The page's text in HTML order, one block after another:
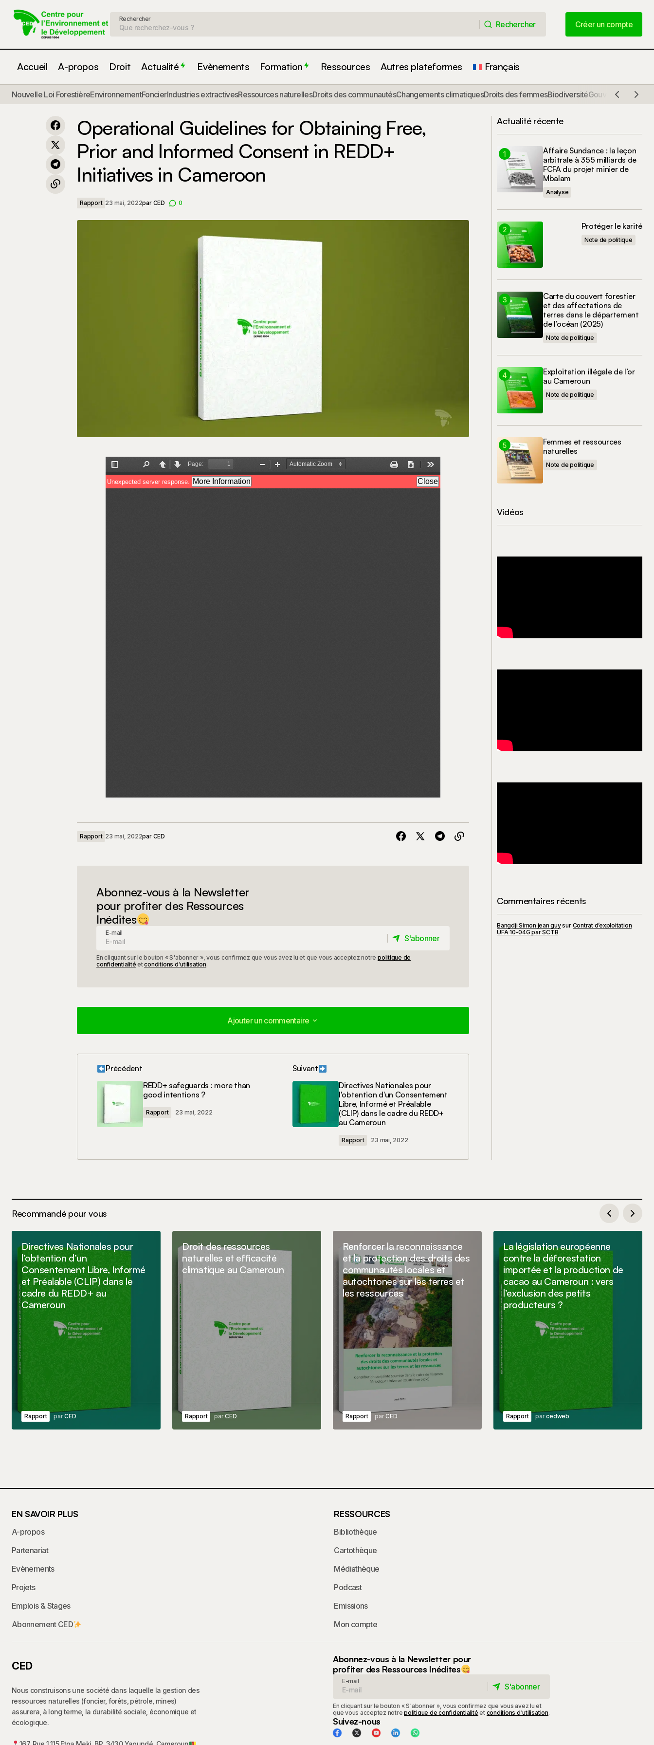
Rechercher
Rechercher
Créer un compte
Créer un compte
Accueil A-propos Droit Actualité Evènements Formation Ressources Autres plateformes Français
REDD+ safeguards : more than good
Operational Guidelines for Obtaining Free, Prior and Informed Consent in
Directives Nationales pour l'obtention
d'un Consentement Libre, Informé et
Nouvelle Loi ForestièreEnvironnementFoncierIndustries extractivesRessources naturellesDroits des communautésChangements climatiquesDroits des femmesBiodiversitéGouvernance
Operational Guidelines for Obtaining Free,
Prior and Informed Consent in REDD+
Initiatives in Cameroon
Rapport 23 mai, 2022par CED 0
Rapport 23 mai, 2022par CED
Abonnez-vous à la Newsletter
pour profiter des Ressources
Inédites
E-mail
S'abonner
En cliquant sur le bouton « S'abonner », vous confirmez que vous avez lu et que vous acceptez notrepolitique de
confidentialité etconditions d'utilisation.
Ajouter un commentaire
Ajouter un commentaire
Votre adresse e-mail ne sera pas publiée. Les champs obligatoires sont indiqués avec
Votre commentaire
le navigateur pour mon prochain commentaire.
Commenter
Précédent
REDD+ safeguards : more than
good intentions ?
Rapport 23 mai, 2022
Suivant
Directives Nationales pour
l'obtention d'un Consentement
Libre, Informé et Préalable
(CLIP) dans le cadre du REDD+
au Cameroun
Rapport 23 mai, 2022
Actualité récente
Affaire Sundance : la leçon
arbitrale à 355 milliards de
FCFA du projet minier de
Mbalam
Analyse
Protéger le karité
Note de politique
Carte du couvert forestier
et des affectations de
terres dans le département
de l’océan (2025)
Note de politique
Exploitation illégale de l’or
au Cameroun
Note de politique
Femmes et ressources
naturelles
Note de politique
Vidéos
Commentaires récents
Bangdji Simon jean guysur Contrat d’exploitation
UFA 10-04G par SCTB
Recommandé pour vous
Directives Nationales pour
l’obtention d’un
Consentement Libre, Informé
et Préalable (CLIP) dans le
cadre du REDD+ au
Cameroun
Rapport parCED
Droit des ressources
naturelles et efficacité
climatique au Cameroun
Rapport parCED
Renforcer la reconnaissance
et la protection des droits des
communautés locales et
autochtones sur les terres et
les ressources
Rapport parCED
La législation européenne
contre la déforestation
importée et la production de
cacao au Cameroun : vers
l’exclusion des petits
producteurs ?
Rapport parcedweb
CED
Nous construisons une société dans laquelle la gestion des
ressources naturelles (foncier, forêts, pétrole, mines)
assurera, à long terme, la durabilité sociale, économique et
écologique.
EN SAVOIR PLUS
A-propos
Partenariat
Evènements
Projets
Emplois & Stages
Abonnement CED
RESSOURCES
Bibliothèque
Cartothèque
Médiathèque
Podcast
Emissions
Mon compte
Abonnez-vous à la Newsletter pour
profiter des Ressources Inédites
E-mail
S'abonner
En cliquant sur le bouton « S'abonner », vous confirmez que vous avez lu et
que vous acceptez notrepolitique de confidentialité et conditions d'utilisation.
Suivez-nous